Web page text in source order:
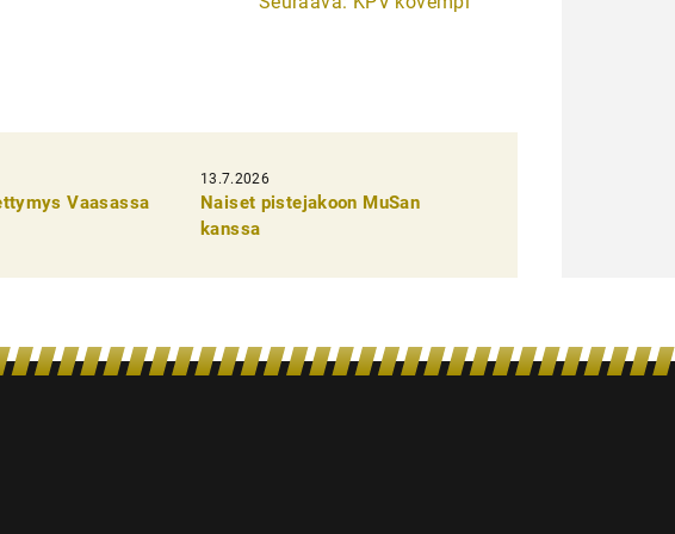
Vaasassa
13.7.2026
Naiset pistejakoon MuSan
kanssa